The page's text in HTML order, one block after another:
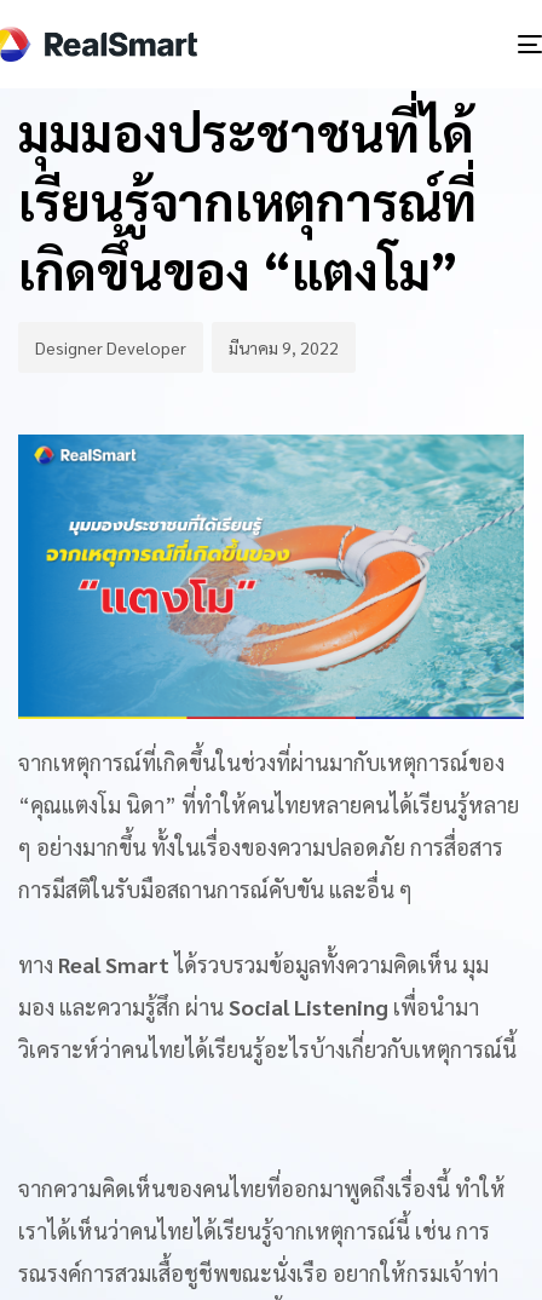
IN:
มุมมองประชาชนที่ได้
เรียนรู้จากเหตุการณ์ที่
เกิดขึ้นของ “แตงโม”
Designer Developer
on:
มีนาคม 9, 2022
จากเหตุการณ์ที่เกิดขึ้นในช่วงที่ผ่านมากับเหตุการณ์ของ
“คุณแตงโม นิดา” ที่ทำให้คนไทยหลายคนได้เรียนรู้หลาย
ๆ อย่างมากขึ้น ทั้งในเรื่องของความปลอดภัย การสื่อสาร
การมีสติในรับมือสถานการณ์คับขัน และอื่น ๆ
ทาง Real Smart ได้รวบรวมข้อมูลทั้งความคิดเห็น มุม
มอง และความรู้สึก ผ่านSocial Listening เพื่อนำมา
วิเคราะห์ว่าคนไทยได้เรียนรู้อะไรบ้างเกี่ยวกับเหตุการณ์นี้
จากความคิดเห็นของคนไทยที่ออกมาพูดถึงเรื่องนี้ ทำให้
เราได้เห็นว่าคนไทยได้เรียนรู้จากเหตุการณ์นี้ เช่น การ
รณรงค์การสวมเสื้อชูชีพขณะนั่งเรือ อยากให้กรมเจ้าท่า